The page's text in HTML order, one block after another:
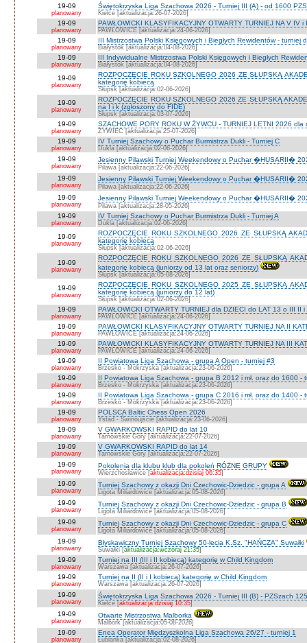
19-09
planowany
Świętokrzyska Liga Szachowa 2026 - Turniej III (A) - od 1600
Kielce [aktualizacja:26-07-2026]
19-09
planowany
PAWŁOWICKI KLASYFIKACYJNY OTWARTY TURNIEJ NA V IV i
PAWŁOWICE [aktualizacja:24-06-2026]
19-09
planowany
III Mistrzostwa Polski Księgowych i Biegłych Rewidentów - turniej
Białystok [aktualizacja:04-08-2026]
19-09
planowany
III Indywidualne Mistrzostwa Polski Księgowych i Biegłych
Białystok [aktualizacja:04-08-2026]
19-09
planowany
ROZPOCZĘCIE ROKU SZKOLNEGO 2026 ZE SŁUPSKĄ
kategorię kobiecą
Słupsk [aktualizacja:02-06-2026]
19-09
planowany
ROZPOCZĘCIE ROKU SZKOLNEGO 2026 ZE SŁUPSKĄ
na I i k (zgłoszony do FIDE)
Słupsk [aktualizacja:03-07-2026]
19-09
planowany
SZACHOWE PORY ROKU W ŻYWCU - TURNIEJ LETNI 2026 dla
ŻYWIEC [aktualizacja:25-07-2026]
19-09
planowany
IV Turniej Szachowy o Puchar Burmistrza Dukli - Turniej C
Dukla [aktualizacja:02-06-2026]
19-09
planowany
Jesienny Pilawski Turniej Weekendowy o Puchar �HUSARII�
Pilawa [aktualizacja:22-06-2026]
19-09
planowany
Jesienny Pilawski Turniej Weekendowy o Puchar �HUSARII�
Pilawa [aktualizacja:22-06-2026]
19-09
planowany
Jesienny Pilawski Turniej Weekendowy o Puchar �HUSARII�
Pilawa [aktualizacja:28-05-2026]
19-09
planowany
IV Turniej Szachowy o Puchar Burmistrza Dukli - Turniej A
Dukla [aktualizacja:02-06-2026]
19-09
planowany
ROZPOCZĘCIE ROKU SZKOLNEGO 2026 ZE SŁUPSKĄ
kategorię kobiecą
Słupsk [aktualizacja:02-06-2026]
19-09
planowany
ROZPOCZĘCIE ROKU SZKOLNEGO 2026 ZE SŁUPSKĄ
kategorię kobiecą (juniorzy od 13 lat oraz seniorzy)
Słupsk [aktualizacja:05-08-2026]
19-09
planowany
ROZPOCZĘCIE ROKU SZKOLNEGO 2025 ZE SŁUPSKĄ
kategorię kobiecą (juniorzy do 12 lat)
Słupsk [aktualizacja:02-06-2026]
19-09
planowany
PAWŁOWICKI OTWARTY TURNIEJ dla DZIECI do LAT 13 o III II
PAWŁOWICE [aktualizacja:24-06-2026]
19-09
planowany
PAWŁOWICKI KLASYFIKACYJNY OTWARTY TURNIEJ NA II
PAWŁOWICE [aktualizacja:24-06-2026]
19-09
planowany
PAWŁOWICKI KLASYFIKACYJNY OTWARTY TURNIEJ NA III
PAWŁOWICE [aktualizacja:24-06-2026]
19-09
planowany
II Powiatowa Liga Szachowa - grupa A Open - turniej #3
Brzesko - Mokrzyska [aktualizacja:23-06-2026]
19-09
planowany
II Powiatowa Liga Szachowa - grupa B 2012 i mł. oraz do 1600 -
Brzesko - Mokrzyska [aktualizacja:23-06-2026]
19-09
planowany
II Powiatowa Liga Szachowa - grupa C 2016 i mł. oraz do 1400 -
Brzesko - Mokrzyska [aktualizacja:23-06-2026]
19-09
planowany
POLSCA Baltic Chess Open 2026
Ystad - Świnoujście [aktualizacja:23-06-2026]
19-09
planowany
V GWARKOWSKI RAPID do lat 10
Tarnowskie Góry [aktualizacja:22-07-2026]
19-09
planowany
V GWARKOWSKI RAPID do lat 14
Tarnowskie Góry [aktualizacja:22-07-2026]
19-09
planowany
Pokolenia dla klubu klub dla pokoleń RÓŻNE GRUPY
Wierzchosławice [aktualizacja:dzisiaj 06:35]
19-09
planowany
Turniej Szachowy z okazji Dni Czechowic-Dziedzic - grupa A
Ligota Miliardowice [aktualizacja:05-08-2026]
19-09
planowany
Turniej Szachowy z okazji Dni Czechowic-Dziedzic - grupa B
Ligota Miliardowice [aktualizacja:05-08-2026]
19-09
planowany
Turniej Szachowy z okazji Dni Czechowic-Dziedzic - grupa C
Ligota Miliardowice [aktualizacja:05-08-2026]
19-09
planowany
Błyskawiczny Turniej Szachowy 50-lecia K.Sz. "HAŃCZA" Suwałki
Suwałki [aktualizacja:wczoraj 21:35]
19-09
planowany
Turniej na III (III i II kobiecą) kategorię w Child Kingdom
Warszawa [aktualizacja:26-07-2026]
19-09
planowany
Turniej na II (II i I kobiecą) kategorię w Child Kingdom
Warszawa [aktualizacja:26-07-2026]
19-09
planowany
Świętokrzyska Liga Szachowa 2026 - Turniej III (B) - PZSzach
Kielce [aktualizacja:dzisiaj 10:35]
19-09
planowany
Otwarte Mistrzostwa Malborka
Malbork [aktualizacja:05-08-2026]
19-09
planowany
Enea Operator Międzyszkolna Liga Szachowa 26/27 - turniej 1
Łubianka [aktualizacja:02-08-2026]